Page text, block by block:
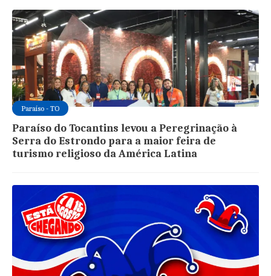
Paraíso - TO
Paraíso do Tocantins levou a Peregrinação à
Serra do Estrondo para a maior feira de
turismo religioso da América Latina